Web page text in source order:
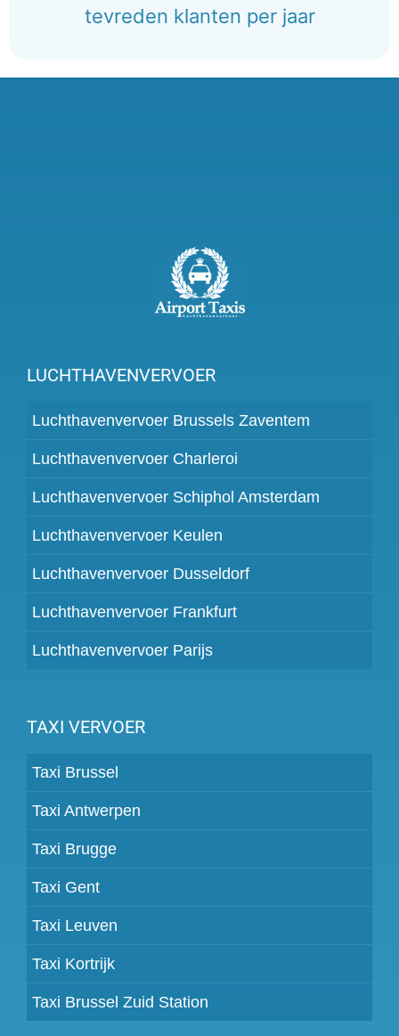
tevreden klanten per jaar
LUCHTHAVENVERVOER
Luchthavenvervoer Brussels Zaventem
Luchthavenvervoer Charleroi
Luchthavenvervoer Schiphol Amsterdam
Luchthavenvervoer Keulen
Luchthavenvervoer Dusseldorf
Luchthavenvervoer Frankfurt
Luchthavenvervoer Parijs
TAXI VERVOER
Taxi Brussel
Taxi Antwerpen
Taxi Brugge
Taxi Gent
Taxi Leuven
Taxi Kortrijk
Taxi Brussel Zuid Station